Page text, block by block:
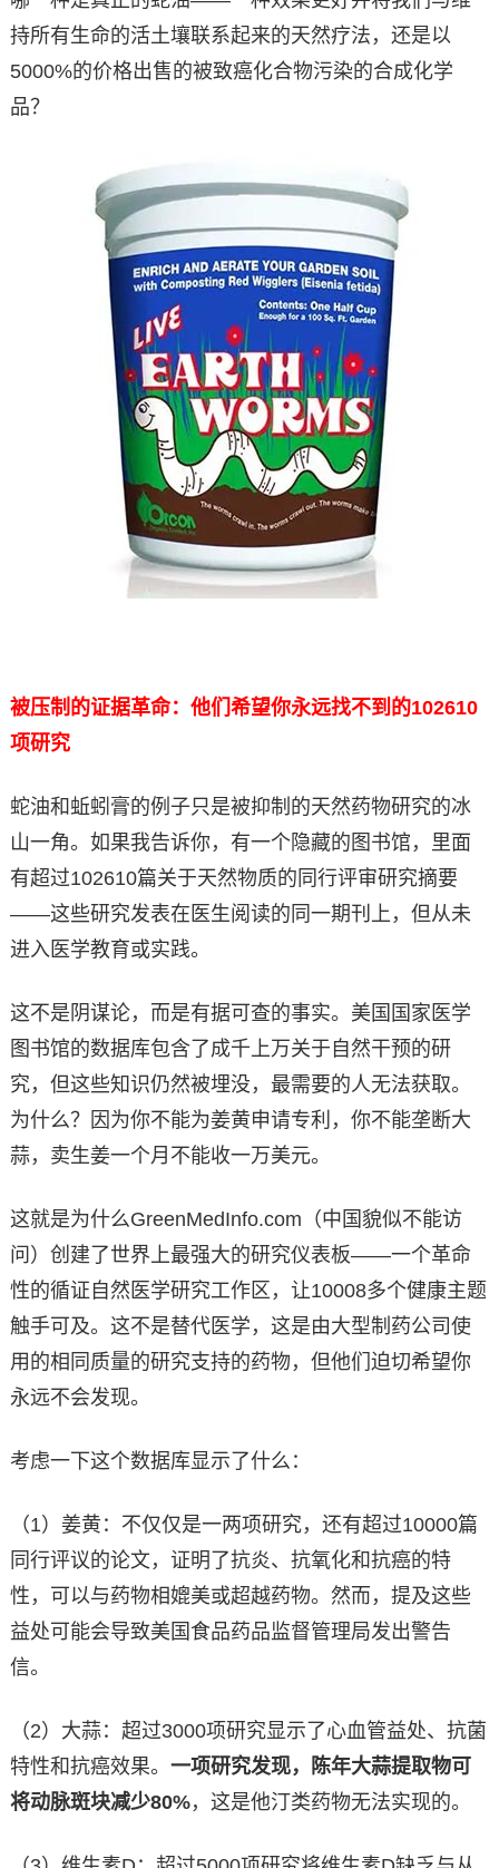
持所有生命的活土壤联系起来的天然疗法，还是以
5000%的价格出售的被致癌化合物污染的合成化学
品？
被压制的证据革命：他们希望你永远找不到的102610
项研究
蛇油和蚯蚓膏的例子只是被抑制的天然药物研究的冰
山一角。如果我告诉你，有一个隐藏的图书馆，里面
有超过102610篇关于天然物质的同行评审研究摘要
——这些研究发表在医生阅读的同一期刊上，但从未
进入医学教育或实践。
这不是阴谋论，而是有据可查的事实。美国国家医学
图书馆的数据库包含了成千上万关于自然干预的研
究，但这些知识仍然被埋没，最需要的人无法获取。
为什么？因为你不能为姜黄申请专利，你不能垄断大
蒜，卖生姜一个月不能收一万美元。
这就是为什么GreenMedInfo.com（中国貌似不能访
问）创建了世界上最强大的研究仪表板——一个革命
性的循证自然医学研究工作区，让10008多个健康主题
触手可及。这不是替代医学，这是由大型制药公司使
用的相同质量的研究支持的药物，但他们迫切希望你
永远不会发现。
考虑一下这个数据库显示了什么：
（1）姜黄：不仅仅是一两项研究，还有超过10000篇
同行评议的论文，证明了抗炎、抗氧化和抗癌的特
性，可以与药物相媲美或超越药物。然而，提及这些
益处可能会导致美国食品药品监督管理局发出警告
信。
（2）大蒜：超过3000项研究显示了心血管益处、抗菌
特性和抗癌效果。 一项研究发现，陈年大蒜提取物可
将动脉斑块减少80%，这是他汀类药物无法实现的。